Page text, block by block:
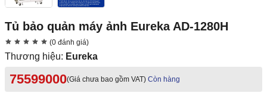
Tủ bảo quản máy ảnh Eureka AD-1280H
(0 đánh giá)
Thương hiệu: Eureka
75599000(Giá chưa bao gồm VAT) Còn hàng